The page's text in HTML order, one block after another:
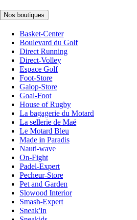
Nos boutiques
Basket-Center
Boulevard du Golf
Direct Running
Direct-Volley
Espace Golf
Foot-Store
Galop-Store
Goal-Foot
House of Rugby
La bagagerie du Motard
La sellerie de Maé
Le Motard Bleu
Made in Paradis
Nauti-wave
On-Fight
Padel-Expert
Pecheur-Store
Pet and Garden
Slowood Interior
Smash-Expert
Sneak'In